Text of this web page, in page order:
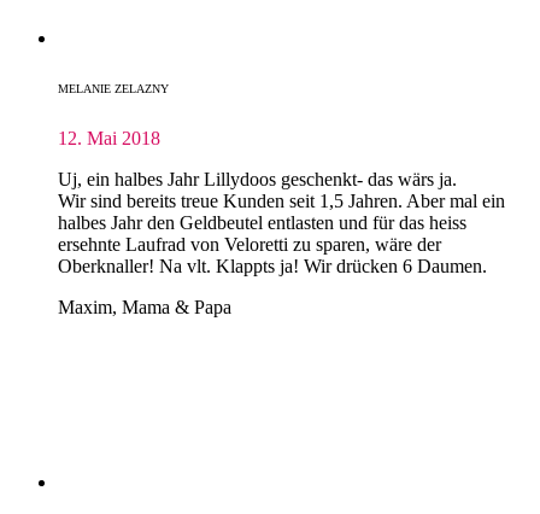
MELANIE ZELAZNY
12. Mai 2018
Uj, ein halbes Jahr Lillydoos geschenkt- das wärs ja.
Wir sind bereits treue Kunden seit 1,5 Jahren. Aber mal ein
halbes Jahr den Geldbeutel entlasten und für das heiss
ersehnte Laufrad von Veloretti zu sparen, wäre der
Oberknaller! Na vlt. Klappts ja! Wir drücken 6 Daumen.
Maxim, Mama & Papa